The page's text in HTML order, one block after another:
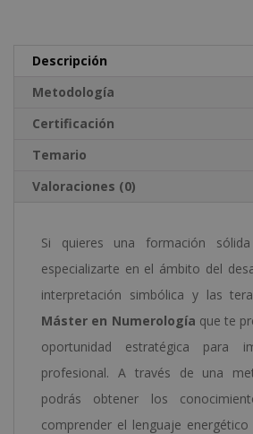
cantidad
Descripción
Metodología
Certificación
Temario
Valoraciones (0)
Si quieres una formación
especializarte en el ámbito del
interpretación simbólica y las
Máster en Numerología que te
oportunidad estratégica para
profesional. A través de una
podrás obtener los
comprender el lenguaje